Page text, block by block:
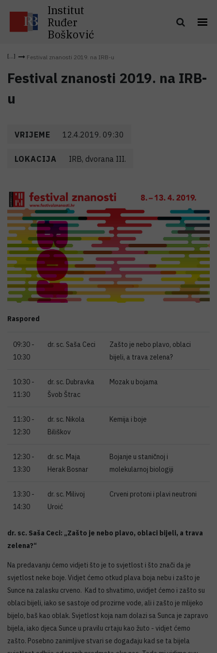
Institut
Ruđer
Bošković
Festival znanosti 2019. na IRB-u
Festival znanosti 2019. na IRB-
u
VRIJEME 12.4.2019. 09:30
LOKACIJA IRB, dvorana III.
Raspored
09:30 -
10:30
dr. sc. Saša Ceci
Zašto je nebo plavo, oblaci
bijeli, a trava zelena?
10:30 -
11:30
dr. sc. Dubravka
Švob Štrac
Mozak u bojama
11:30 -
12:30
dr. sc. Nikola
Biliškov
Kemija i boje
12:30 -
13:30
dr. sc. Maja
Herak Bosnar
Bojanje u staničnoj i
molekularnoj biologiji
13:30 -
14:30
dr. sc. Milivoj
Uroić
Crveni protoni i plavi neutroni
dr. sc. Saša Ceci: „Zašto je nebo plavo, oblaci bijeli, a trava
zelena?“
Na predavanju ćemo vidjeti što je to svjetlost i što znači da je
svjetlost neke boje. Vidjet ćemo otkud plava boja nebu i zašto je
Sunce na zalasku crveno. Kad to shvatimo, uvidjet ćemo i zašto su
oblaci bijeli, iako se sastoje od prozirne vode, ali i zašto je mlijeko
bijelo, baš kao oblak. Svjetlost koja nam dolazi sa Sunca je zapravo
bijela, iako djeca Sunce u pravilu crtaju kao žuto - vidjet ćemo
zašto. Posebno zanimljive stvari se događaju kad se ta bijela